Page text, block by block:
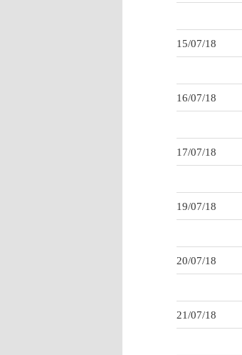
15/07/18
16/07/18
17/07/18
19/07/18
20/07/18
21/07/18